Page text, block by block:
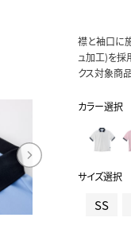
襟と袖口に
ュ加工)を採
クス対象商品
カラー選択
サイズ選択
SS